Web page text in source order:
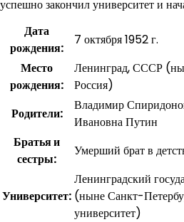
успешно закончил университет и
Дата
рождения:
7 октября 1952 г.
Место
рождения:
Ленинград, СССР
Россия)
Родители:
Владимир
Ивановна Путин
Братья и
сестры:
Умерший брат в
Университет:
Ленинградский
(ныне Санкт-
университет)